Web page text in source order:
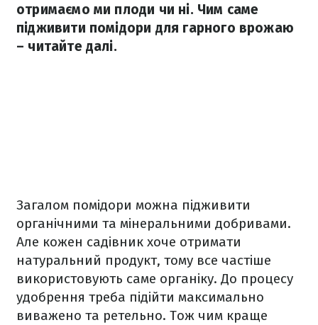
отримаємо ми плоди чи ні. Чим саме
підживити помідори для гарного врожаю
– читайте далі.
Загалом помідори можна підживити
органічними та мінеральними добривами.
Але кожен садівник хоче отримати
натуральний продукт, тому все частіше
використовують саме органіку. До процесу
удобрення треба підійти максимально
виважено та ретельно. Тож чим краще